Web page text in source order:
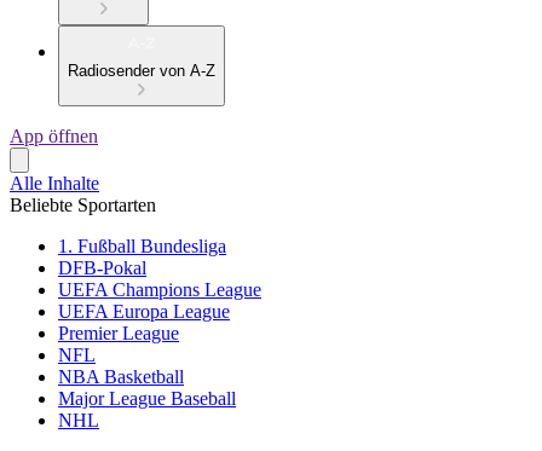
Radiosender von A-Z
App öffnen
Alle Inhalte
Beliebte Sportarten
1. Fußball Bundesliga
DFB-Pokal
UEFA Champions League
UEFA Europa League
Premier League
NFL
NBA Basketball
Major League Baseball
NHL